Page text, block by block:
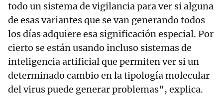
todo un sistema de vigilancia para ver si alguna
de esas variantes que se van generando todos
los días adquiere esa significación especial. Por
cierto se están usando incluso sistemas de
inteligencia artificial que permiten ver si un
determinado cambio en la tipología molecular
del virus puede generar problemas", explica.